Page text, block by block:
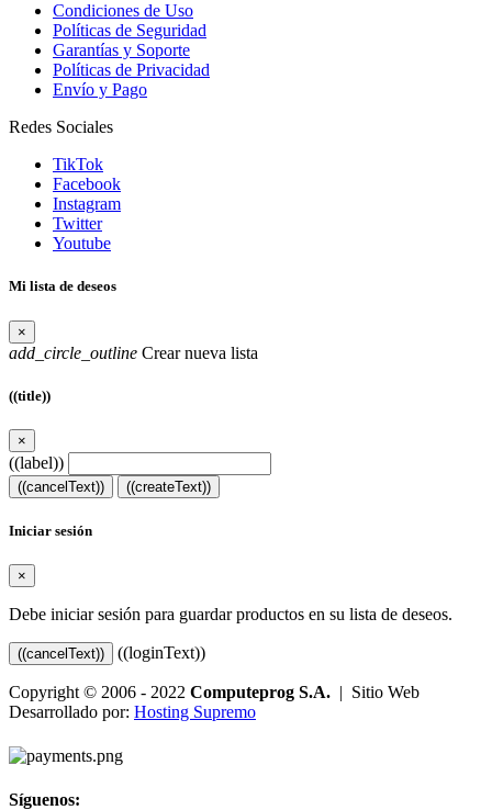
Condiciones de Uso
Políticas de Seguridad
Garantías y Soporte
Políticas de Privacidad
Envío y Pago
Redes Sociales
TikTok
Facebook
Instagram
Twitter
Youtube
Mi lista de deseos
×
add_circle_outline Crear nueva lista
((title))
×
((label))
((cancelText)) ((createText))
Iniciar sesión
×
Debe iniciar sesión para guardar productos en su lista de deseos.
((cancelText)) ((loginText))
Copyright © 2006 - 2022 Computeprog S.A. | Sitio Web
Desarrollado por: Hosting Supremo
Síguenos: